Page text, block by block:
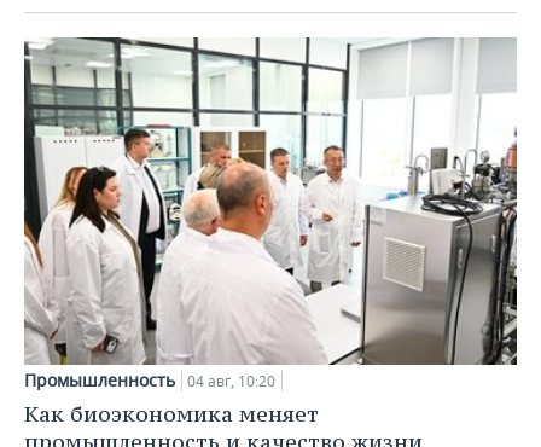
Промышленность 04 авг, 10:20
Как биоэкономика меняет